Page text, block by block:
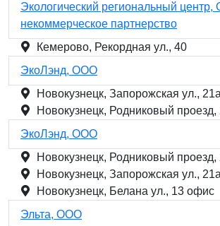
Экологический региональный
некоммерческое партнерство
Кемерово, Рекордная ул., 40
ЭкоЛэнд, ООО
Новокузнецк, Запорожская ул., 21а
Новокузнецк, Родниковый проезд,
ЭкоЛэнд, ООО
Новокузнецк, Родниковый проезд,
Новокузнецк, Запорожская ул.,
Новокузнецк, Белана ул., 13 офис
Эльта, ООО